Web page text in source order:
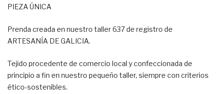
PIEZA ÚNICA
Prenda creada en nuestro taller 637 de registro de
ARTESANÍA DE GALICIA.
Tejido procedente de comercio local y confeccionada de
principio a fin en nuestro pequeño taller, siempre con criterios
ético-sostenibles.